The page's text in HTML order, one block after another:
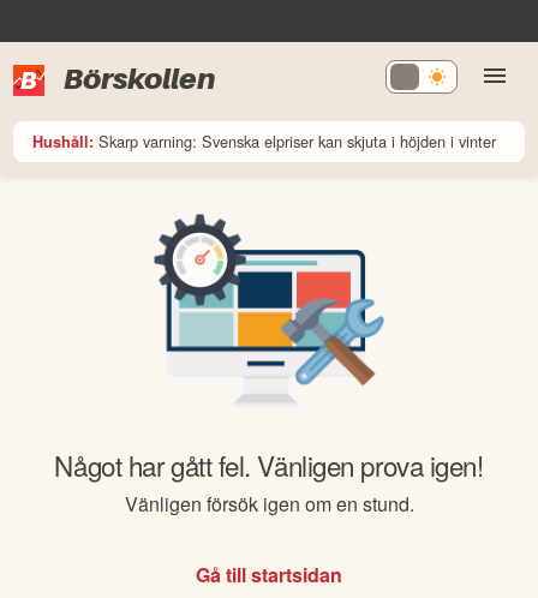
Börskollen
Hushåll: Skarp varning: Svenska elpriser kan skjuta i höjden i vinter
Något har gått fel. Vänligen prova igen!
Vänligen försök igen om en stund.
Gå till startsidan